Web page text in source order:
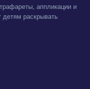
аппликации и
раскрывать